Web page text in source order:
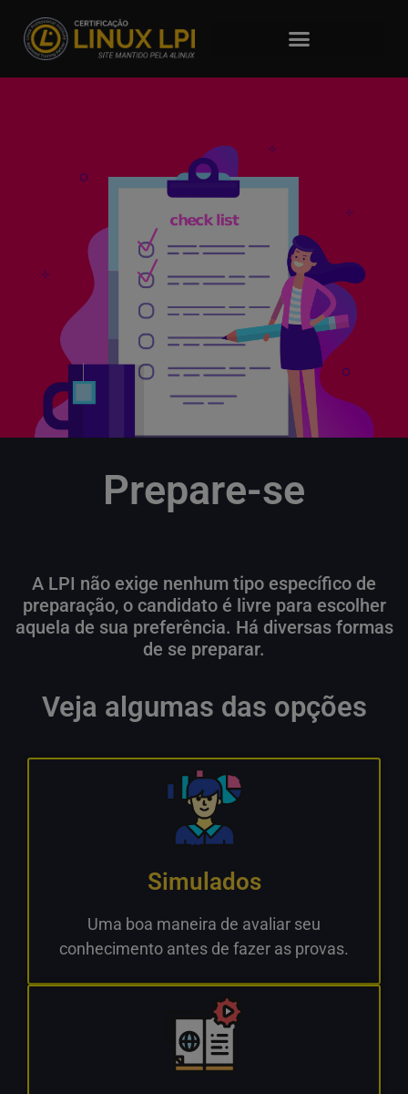
Prepare-se
A LPI não exige nenhum tipo específico de
preparação, o candidato é livre para escolher
aquela de sua preferência. Há diversas formas
de se preparar.
Veja algumas das opções
Simulados
Uma boa maneira de avaliar seu
conhecimento antes de fazer as provas.